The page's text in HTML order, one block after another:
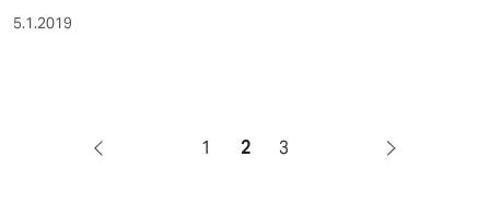
5.1.2019
1 2 3